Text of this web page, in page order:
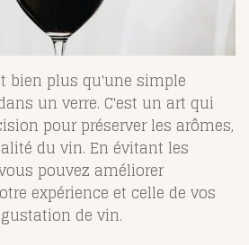
bien plus qu'une simple
un verre. C'est un art qui
pour préserver les arômes,
du vin. En évitant les
pouvez améliorer
expérience et celle de vos
de vin.